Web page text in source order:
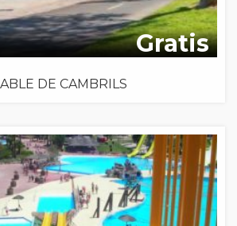
Gratis
DE CAMBRILS